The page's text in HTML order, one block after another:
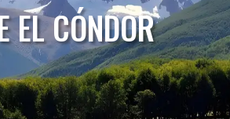
EL CÓNDOR